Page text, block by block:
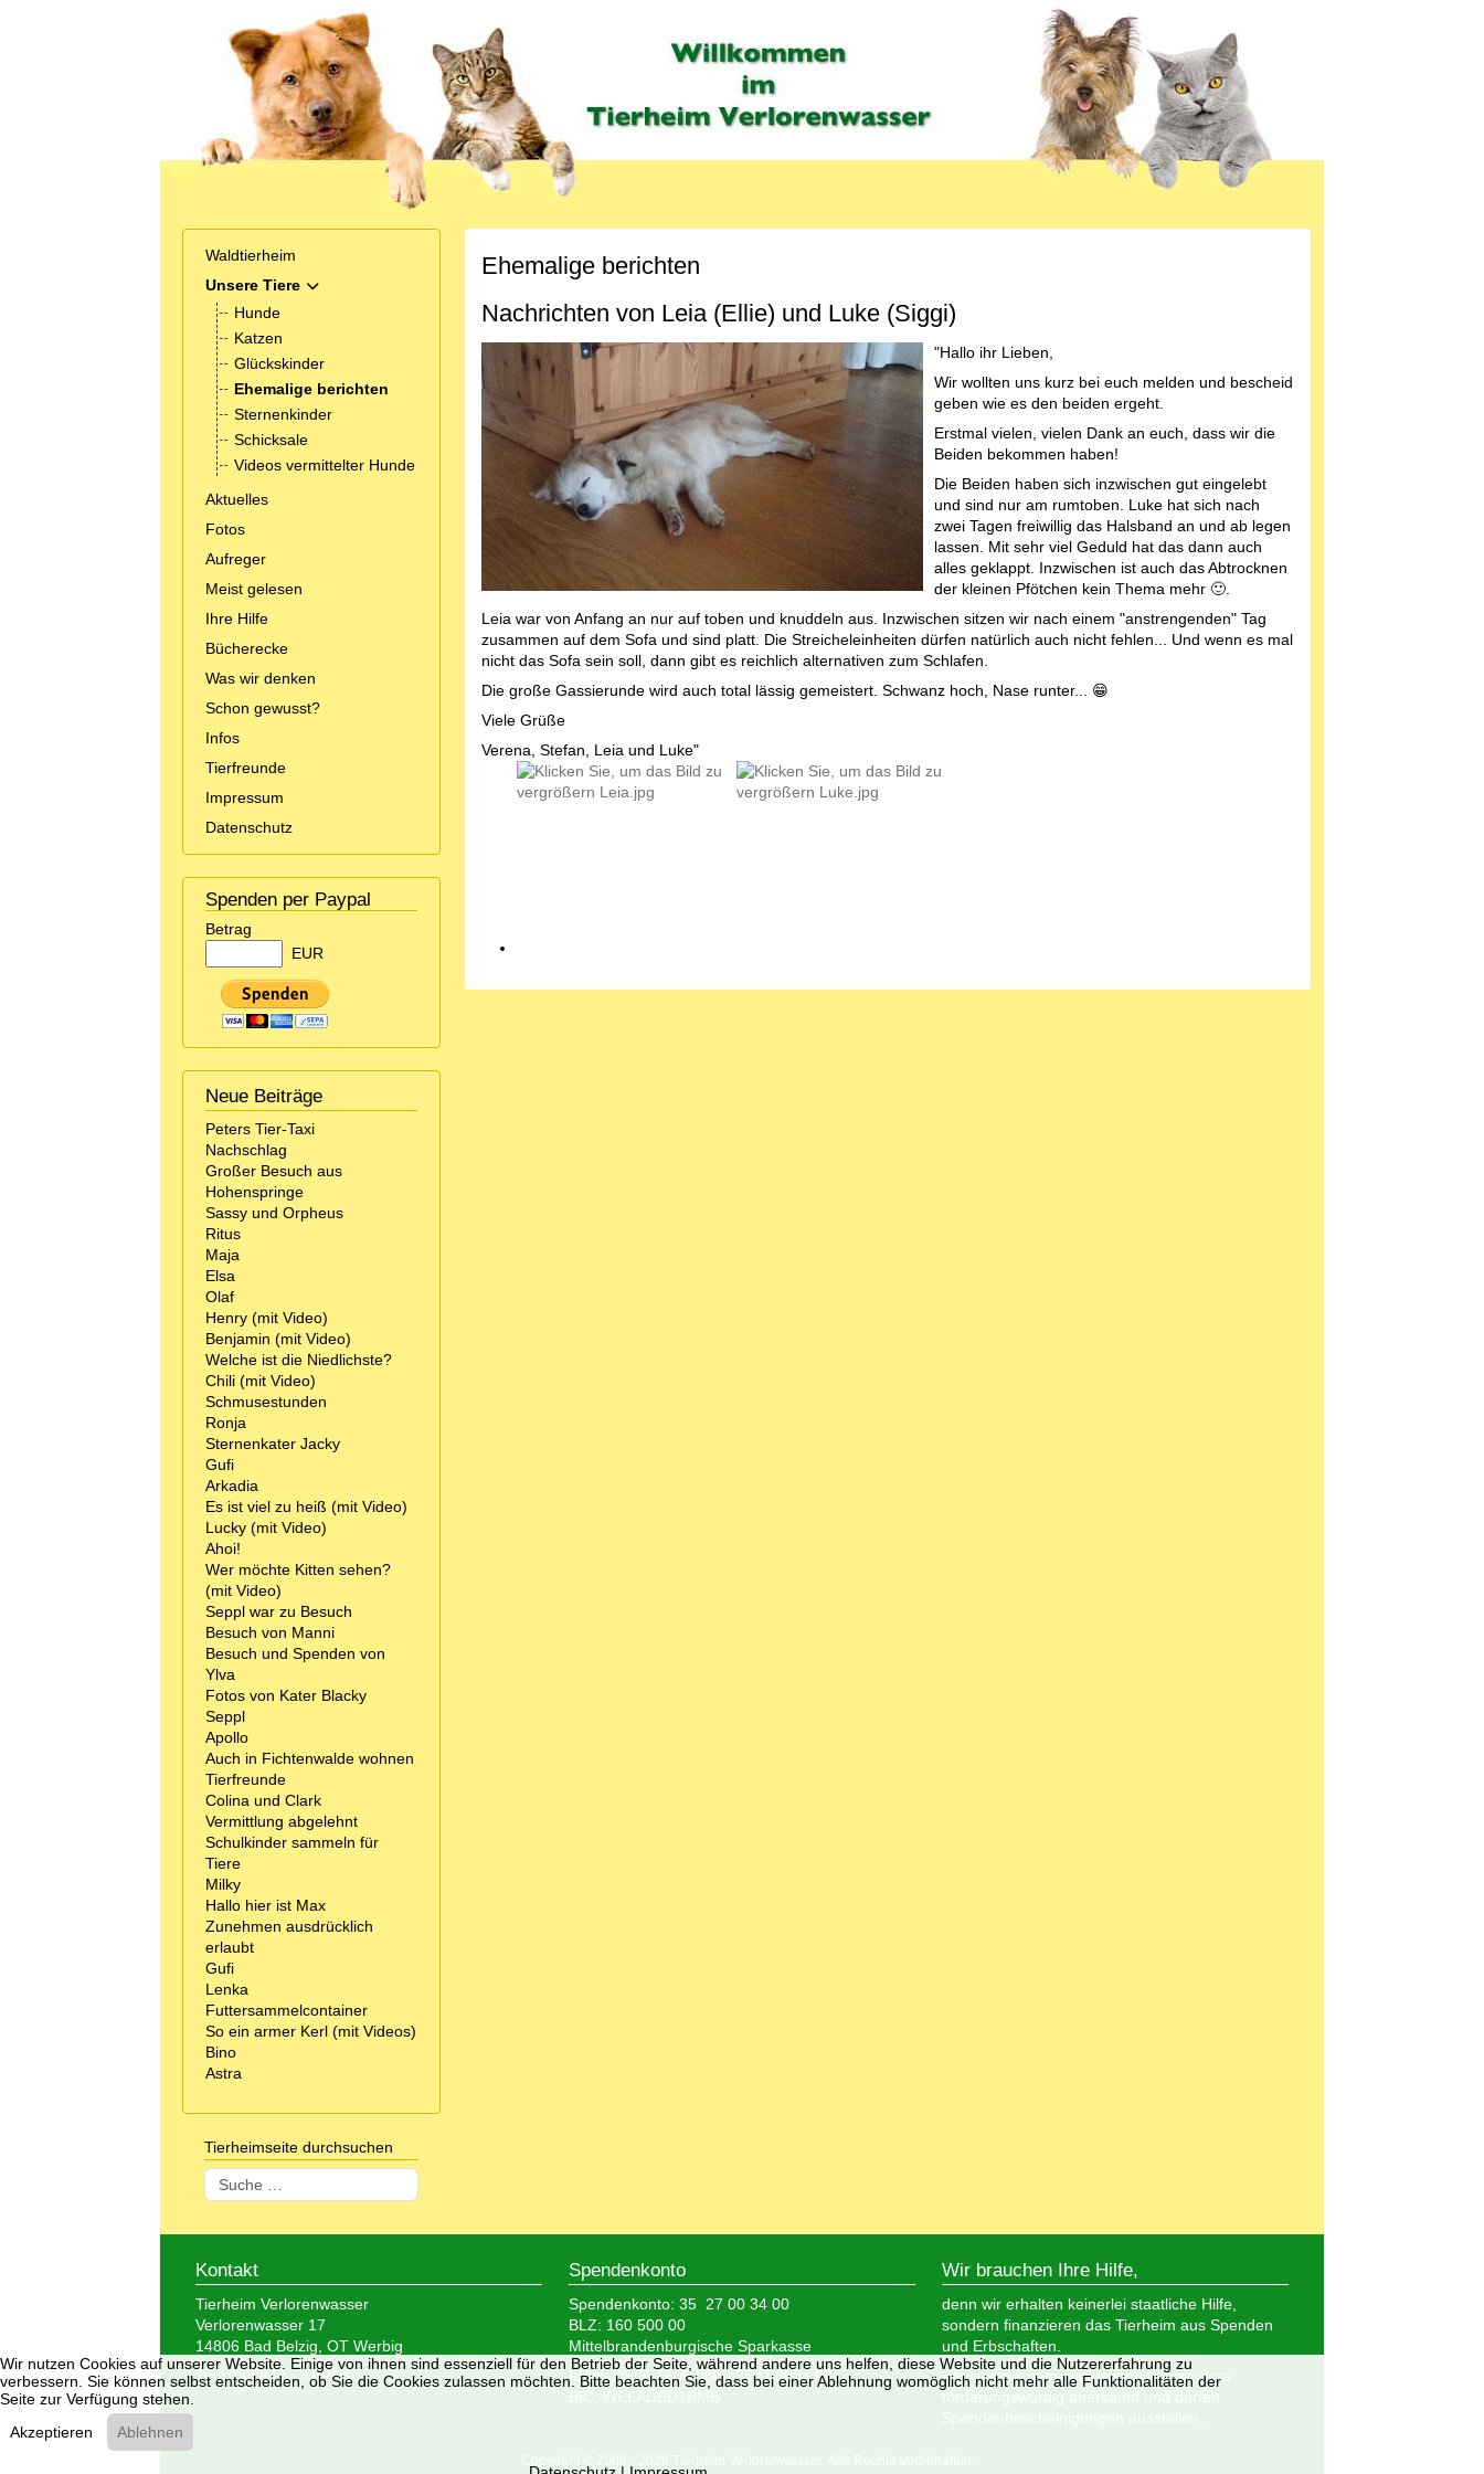
Waldtierheim
Unsere Tiere
MOD_MENU_TOGGLE_SUBMENU_LABEL
Hunde
Katzen
Glückskinder
Ehemalige berichten
Sternenkinder
Schicksale
Videos vermittelter Hunde
Aktuelles
Fotos
Aufreger
Meist gelesen
Ihre Hilfe
Bücherecke
Was wir denken
Schon gewusst?
Infos
Tierfreunde
Impressum
Datenschutz
Spenden per Paypal
Betrag
EUR
Neue Beiträge
Peters Tier-Taxi
Nachschlag
Großer Besuch aus
Hohenspringe
Sassy und Orpheus
Ritus
Maja
Elsa
Olaf
Henry (mit Video)
Benjamin (mit Video)
Welche ist die Niedlichste?
Chili (mit Video)
Schmusestunden
Ronja
Sternenkater Jacky
Gufi
Arkadia
Es ist viel zu heiß (mit Video)
Lucky (mit Video)
Ahoi!
Wer möchte Kitten sehen?
(mit Video)
Seppl war zu Besuch
Besuch von Manni
Besuch und Spenden von
Ylva
Fotos von Kater Blacky
Seppl
Apollo
Auch in Fichtenwalde wohnen
Tierfreunde
Colina und Clark
Vermittlung abgelehnt
Schulkinder sammeln für
Tiere
Milky
Hallo hier ist Max
Zunehmen ausdrücklich
erlaubt
Gufi
Lenka
Futtersammelcontainer
So ein armer Kerl (mit Videos)
Bino
Astra
Tierheimseite durchsuchen
Suchen
Ehemalige berichten
Nachrichten von Leia (Ellie) und Luke (Siggi)
"Hallo ihr Lieben,
Wir wollten uns kurz bei euch melden und bescheid
geben wie es den beiden ergeht.
Erstmal vielen, vielen Dank an euch, dass wir die
Beiden bekommen haben!
Die Beiden haben sich inzwischen gut eingelebt
und sind nur am rumtoben. Luke hat sich nach
zwei Tagen freiwillig das Halsband an und ab legen
lassen. Mit sehr viel Geduld hat das dann auch
alles geklappt. Inzwischen ist auch das Abtrocknen
der kleinen Pfötchen kein Thema mehr 🙂.
Leia war von Anfang an nur auf toben und knuddeln aus. Inzwischen sitzen wir nach einem "anstrengenden" Tag
zusammen auf dem Sofa und sind platt. Die Streicheleinheiten dürfen natürlich auch nicht fehlen... Und wenn es mal
nicht das Sofa sein soll, dann gibt es reichlich alternativen zum Schlafen.
Die große Gassierunde wird auch total lässig gemeistert. Schwanz hoch, Nase runter... 😁
Viele Grüße
Verena, Stefan, Leia und Luke"
Kontakt
Tierheim Verlorenwasser
Verlorenwasser 17
14806 Bad Belzig, OT Werbig
Tel.: 033 847 - 41 890
Spendenkonto
Spendenkonto: 35 27 00 34 00
BLZ: 160 500 00
Mittelbrandenburgische Sparkasse
IBAN: DE05 1605 0000 3527 0034 00
BIC: WELADED1PMB
Wir brauchen Ihre Hilfe,
denn wir erhalten keinerlei staatliche Hilfe,
sondern finanzieren das Tierheim aus Spenden
und Erbschaften.
Wir sind als gemeinnützig und besonders
förderungswürdig anerkannt und dürfen
Spendenbescheinigungen ausstellen.
Copyright © 2008 - 2026 Tierheim Verlorenwasser. Alle Rechte vorbehalten.
Wir nutzen Cookies auf unserer Website. Einige von ihnen sind essenziell für den Betrieb der Seite, während andere uns helfen, diese Website und die Nutzererfahrung zu
verbessern. Sie können selbst entscheiden, ob Sie die Cookies zulassen möchten. Bitte beachten Sie, dass bei einer Ablehnung womöglich nicht mehr alle Funktionalitäten der
Seite zur Verfügung stehen.
Akzeptieren
Ablehnen